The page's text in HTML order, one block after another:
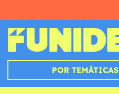
POR TEMÁTICAS